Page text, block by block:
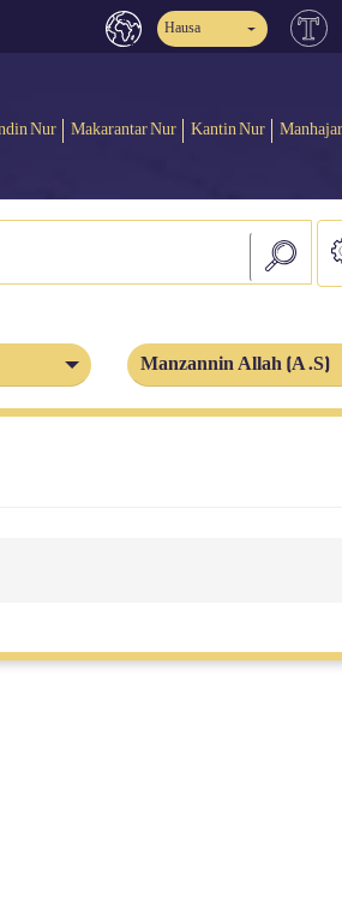
Hausa
Nur Makarantar Nur Kantin Nur
Manzannin Allah (A.S)